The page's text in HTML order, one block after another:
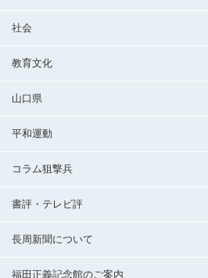
社会
教育文化
山口県
平和運動
コラム狙撃兵
書評・テレビ評
長周新聞について
福田正義記念館のご案内